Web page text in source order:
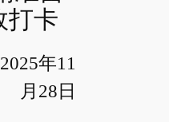
打卡
年11
月28日